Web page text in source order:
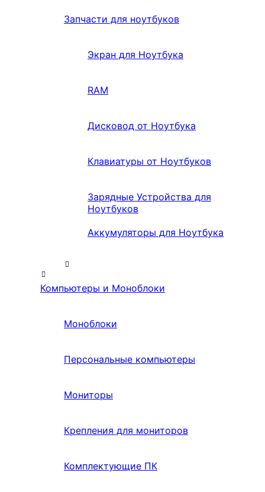
Запчасти для ноутбуков
Экран для Ноутбука
RAM
Дисковод от Ноутбука
Клавиатуры от Ноутбуков
Зарядные Устройства для
Ноутбуков
Аккумуляторы для Ноутбука
Компьютеры и Моноблоки
Моноблоки
Персональные компьютеры
Мониторы
Крепления для мониторов
Комплектующие ПК